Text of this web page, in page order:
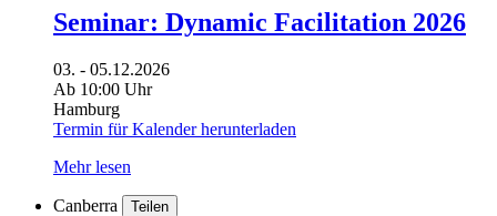
Seminar: Dynamic Facilitation 2026
03. - 05.12.2026
Ab 10:00 Uhr
Hamburg
Termin für Kalender herunterladen
Mehr lesen
Canberra Teilen